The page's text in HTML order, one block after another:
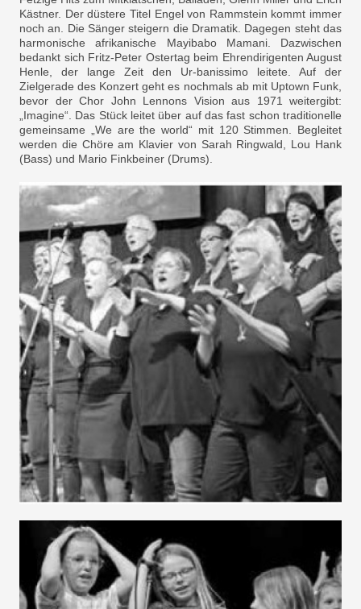
Kästner. Der düstere Titel Engel von Rammstein kommt immer
noch an. Die Sänger steigern die Dramatik. Dagegen steht das
harmonische afrikanische Mayibabo Mamani. Dazwischen
bedankt sich Fritz-Peter Ostertag beim Ehrendirigenten August
Henle, der lange Zeit den Ur-banissimo leitete. Auf der
Zielgerade des Konzert geht es nochmals ab mit Uptown Funk,
bevor der Chor John Lennons Vision aus 1971 weitergibt:
„Imagine“. Das Stück leitet über auf das fast schon traditionelle
gemeinsame „We are the world“ mit 120 Stimmen. Begleitet
werden die Chöre am Klavier von Sarah Ringwald, Lou Hank
(Bass) und Mario Finkbeiner (Drums).